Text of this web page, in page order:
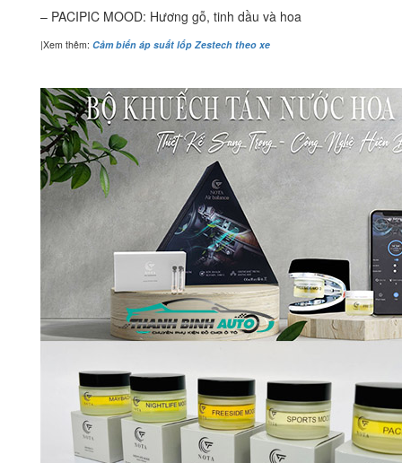
– PACIPIC MOOD: Hương gỗ, tinh dầu và hoa
|Xem thêm: Cảm biến áp suất lốp Zestech theo xe